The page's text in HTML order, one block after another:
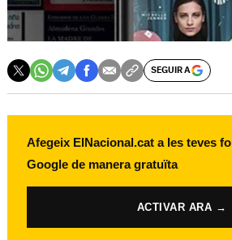
SEGUIR A
Afegeix ElNacional.cat a les teves
Google de manera gratuïta
ACTIVAR ARA →